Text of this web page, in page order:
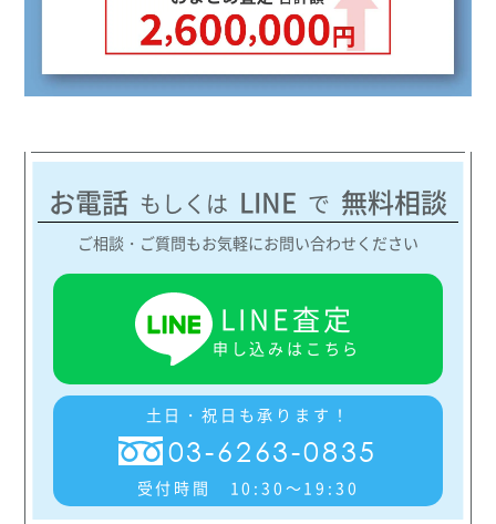
ブルガリ
ブルガリ
フィオレヴァー イヤリングシルバーダイヤ
フィオレヴァー イヤリングダイヤモンド2
¥380,000
お電話 もしくは LINE で 無料相談
ご相談・ご質問もお気軽にお問い合わせください
LINE査定
申し込みはこちら
土日・祝日も承ります！
03-6263-0835
受付時間 10:30～19:30